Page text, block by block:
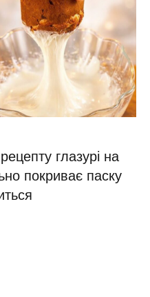
глазурі на
покриває паску